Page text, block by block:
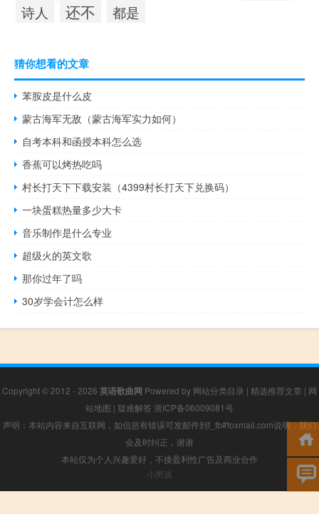
诗人 还不 都是
猜你想看的文章
苯胺皮是什么皮
蒙古海军无敌（蒙古海军实力如何）
自考本科和函授本科怎么选
香蕉可以烤热吃吗
村长打天下下载安装（4399村长打天下兑换码）
一块蛋糕热量多少大卡
音乐制作是什么专业
超级火的英文歌
那你过年了吗
30岁学会计怎么样
Copyright © 2012 - 2026 英语歌曲网 Powered by 网站分类目录 | 精选推荐文章 | 网
站地图 | 疑难解答 浙ICP备06009081号
声明：本站内容来自互联网，如信息有错误可发邮件到f_fb#foxmail.com说明，我们
会及时纠正，谢谢
本站仅为个人兴趣爱好，不接盈利性广告及商业合作
小男孩